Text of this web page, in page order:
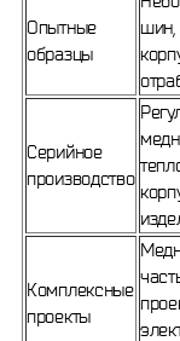
Опытные
образцы
шин,
Серийное
производство
Комплексные
проекты